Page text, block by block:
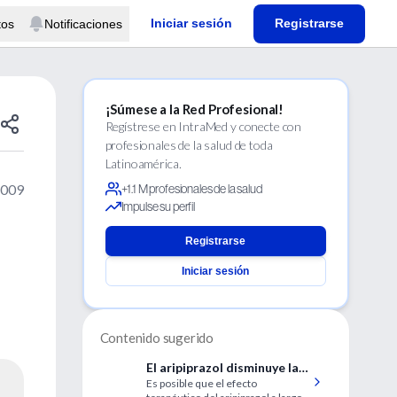
Notificaciones Iniciar sesión Registrarse
¡Súmese a la Red Profesional!
Regístrese en IntraMed y conecte con
profesionales de la salud de toda
Latinoamérica.
+1.1 M profesionales de la salud
Impulse su perfil
Registrarse
Iniciar sesión
Contenido sugerido
El aripiprazol disminuye la
síntesis de dopamina en el
Es posible que el efecto